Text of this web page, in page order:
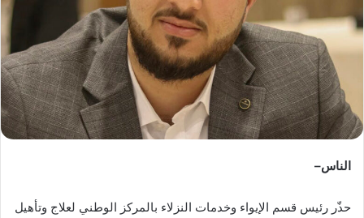
د
ا
إ
ل
ك
ت
ي
الناس–
حذّر رئيس قسم الإيواء وخدمات النزلاء بالمركز الوطني لعلاج وتأهيل